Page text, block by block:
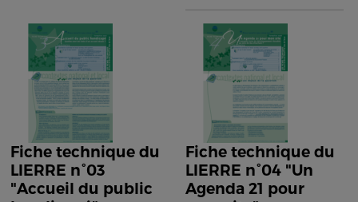
Fiche technique du
LIERRE n°03
"Accueil du public
Fiche technique du
LIERRE n°04 "Un
Agenda 21 pour